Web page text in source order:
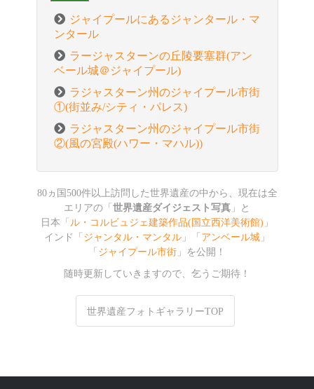
ンタール
ラージャスターンの丘陵要塞群(アン
ベール城＠ジャイプール)
ラジャスターン州のジャイプール市街
①(街並み/シティ・パレス)
ラジャスターン州のジャイプール市街
②(風の宮殿(ハワー・マハル))
エリアの「世界遺産ダイジェスト写真
」と
日本「ル・コルビュジェ建築作品(国立西洋美術館)
インド「 ジャンタル・マンタル」「アンベール城」
「ジャイプール市街」を公開！
随時更新していきますので、乞うご期待！
世界遺産フォトギャラリーTOP